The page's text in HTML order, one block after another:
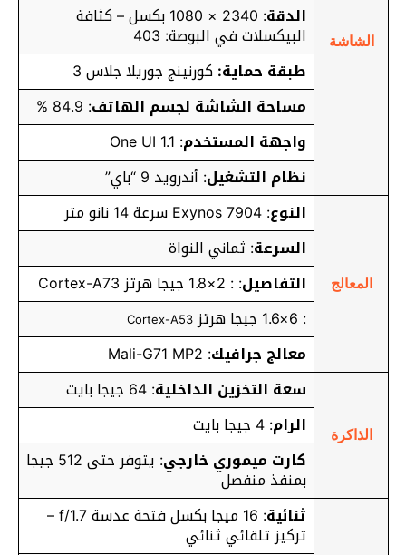
الشاشة
الدقة
: 2340 × 1080 بكسل – كثافة
البيكسلات في البوصة: 403
طبقة حماية:كورنينج جوريلا جلاس 3
مساحة الشاشة لجسم الهاتف: 84.9 %
واجهة المستخدم: One UI 1.1
نظام التشغيل: أندرويد 9 “باي”
المعالج
النوع: Exynos 7904 سرعة 14 نانو متر
السرعة: ثماني النواة
التفاصيل: : 2×1.8 جيجا هرتز Cortex-A73
: 6×1.6 جيجا هرتز
Cortex-A53
معالج جرافيك: Mali-G71 MP2
الذاكرة
سعة التخزين الداخلية: 64 جيجا بايت
الرام: 4 جيجا بايت
كارت ميموري خارجي
: يتوفر حتى 512 جيجا
بمنفذ منفصل
ثنائية : 16 ميجا بكسل فتحة عدسة f/1.7 –
تركيز تلقائي ثنائي